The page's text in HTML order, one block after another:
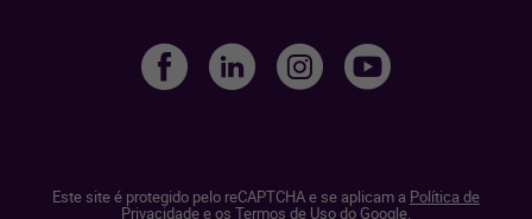
Este site é protegido pelo reCAPTCHA e se aplicam a Política de
Privacidadee os Termos de Uso do Google.